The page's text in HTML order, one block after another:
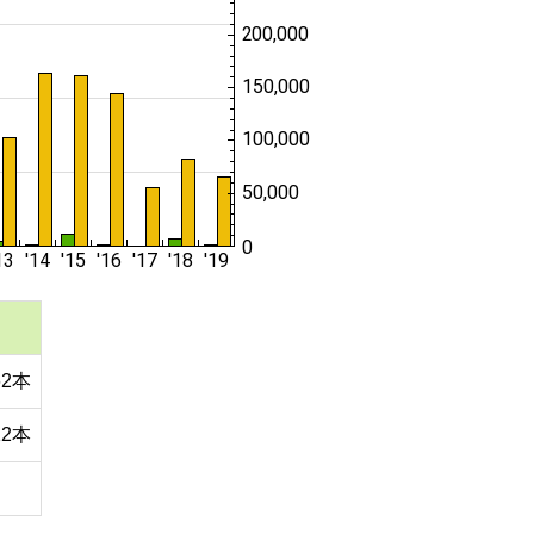
本
本